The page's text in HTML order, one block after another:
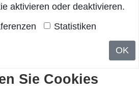
aktivieren oder deaktivieren.
Statistiken
OK
Sie Cookies